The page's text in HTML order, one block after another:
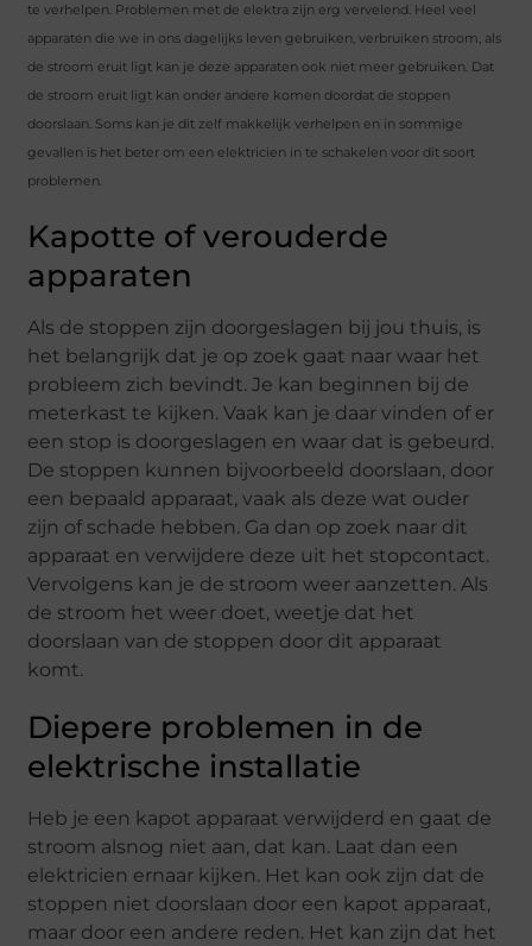
te verhelpen. Problemen met de elektra zijn erg vervelend. Heel veel
apparaten die we in ons dagelijks leven gebruiken, verbruiken stroom, als
de stroom eruit ligt kan je deze apparaten ook niet meer gebruiken. Dat
de stroom eruit ligt kan onder andere komen doordat de stoppen
doorslaan. Soms kan je dit zelf makkelijk verhelpen en in sommige
gevallen is het beter om een elektricien in te schakelen voor dit soort
problemen.
Kapotte of verouderde
apparaten
Als de stoppen zijn doorgeslagen bij jou thuis, is
het belangrijk dat je op zoek gaat naar waar het
probleem zich bevindt. Je kan beginnen bij de
meterkast te kijken. Vaak kan je daar vinden of er
een stop is doorgeslagen en waar dat is gebeurd.
De stoppen kunnen bijvoorbeeld doorslaan, door
een bepaald apparaat, vaak als deze wat ouder
zijn of schade hebben. Ga dan op zoek naar dit
apparaat en verwijdere deze uit het stopcontact.
Vervolgens kan je de stroom weer aanzetten. Als
de stroom het weer doet, weetje dat het
doorslaan van de stoppen door dit apparaat
komt.
Diepere problemen in de
elektrische installatie
Heb je een kapot apparaat verwijderd en gaat de
stroom alsnog niet aan, dat kan. Laat dan een
elektricien ernaar kijken. Het kan ook zijn dat de
stoppen niet doorslaan door een kapot apparaat,
maar door een andere reden. Het kan zijn dat het